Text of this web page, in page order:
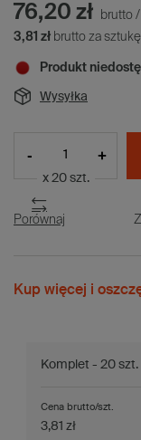
76,20 zł brutto /
3,81 zł brutto za sztukę
Produkt
Wysyłka
- +
x 20 szt.
Porównaj
Kup więcej i
Komplet - 20 szt.
Cena brutto/szt.
3,81 zł